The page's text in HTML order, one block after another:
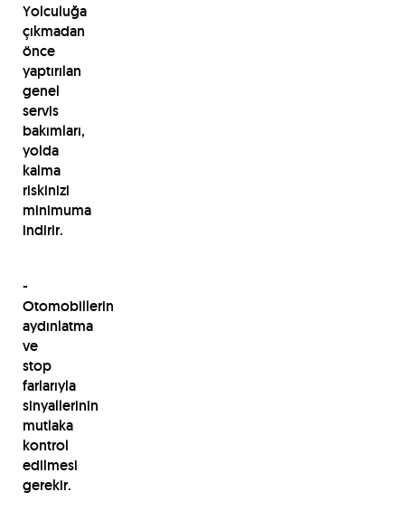
Yolculuğa
çıkmadan
önce
yaptırılan
genel
servis
bakımları,
yolda
kalma
riskinizi
minimuma
indirir.
-
Otomobillerin
aydınlatma
ve
stop
farlarıyla
sinyallerinin
mutlaka
kontrol
edilmesi
gerekir.